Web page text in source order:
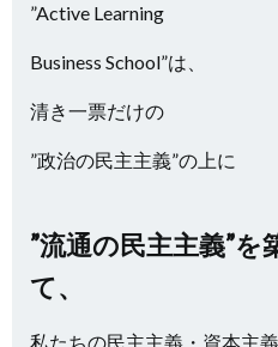
”Active Learning
Business School”は、
清き一票だけの
”政治の民主主義”の上に
”流通の民主主義”
て、
私たちの民主主義・資本主義